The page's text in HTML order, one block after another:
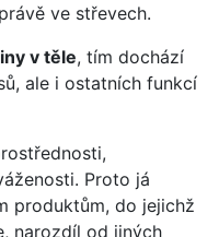
ve střevech.
v těle, tím dochází
ale i ostatních funkcí
Proto já
produktům, do jejichž
narozdíl od jiných